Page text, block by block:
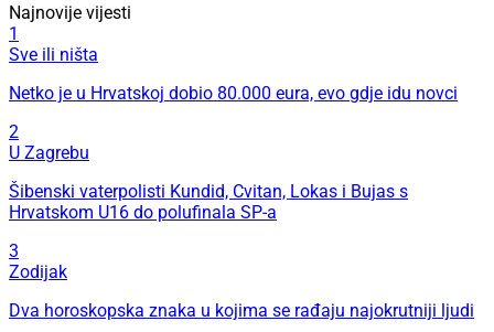
Najnovije vijesti
1
Sve ili ništa
Netko je u Hrvatskoj dobio 80.000 eura, evo gdje idu novci
2
U Zagrebu
Šibenski vaterpolisti Kundid, Cvitan, Lokas i Bujas s
Hrvatskom U16 do polufinala SP-a
3
Zodijak
Dva horoskopska znaka u kojima se rađaju najokrutniji ljudi